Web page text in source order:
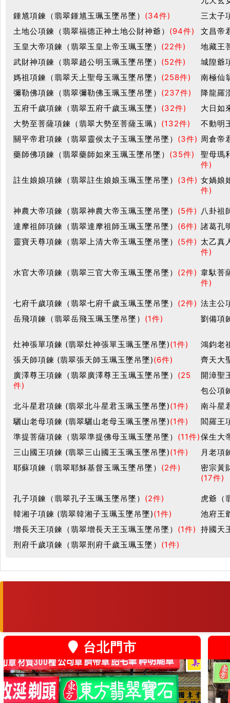
鍾馗項鍊（翡翠鍾馗玉珮玉墜吊墜） (34件)
三太子
土地公項鍊（翡翠福德正神土地公財神爺） (94件)
文昌帝
玉皇大帝項鍊（翡翠玉皇上帝玉珮玉墜） (22件)
地藏王
武財神項鍊（翡翠趙公明玉珮玉墜吊墜） (52件)
城隍爺
媽祖項鍊（翡翠天上聖母玉珮玉墜吊墜） (258件)
南極仙
彌勒佛項鍊（翡翠彌勒佛玉珮玉墜吊墜） (237件)
降龍羅
五府千歲項鍊（翡翠五府千歲玉珮玉墜） (32件)
大日如
大勢至菩薩項鍊（翡翠大勢至菩薩玉珮） (132件)
不動明
關平帝君項鍊（翡翠靈侯太子玉珮玉墜吊墜） (3件) 周倉帝
藥師佛項鍊（翡翠藥師如來玉珮玉墜吊墜） (35件)
聖母瑪
件)
註生娘娘項鍊（翡翠註生娘娘玉珮玉墜吊墜） (3件) 女媧娘
件)
神農大帝項鍊（翡翠神農大帝玉珮玉墜吊墜） (5件) 八卦祖
達摩祖師項鍊（翡翠達摩祖師玉珮玉墜吊墜） (6件) 諸葛孔
靈寶天尊項鍊（翡翠上清大帝玉珮玉墜吊墜） (5件) 太乙真
件)
水官大帝項鍊（翡翠三官大帝玉珮玉墜吊墜） (2件) 韋馱菩
件)
七府千歲項鍊（翡翠七府千歲玉珮玉墜吊墜） (2件) 法主公
岳飛項鍊（翡翠岳飛玉珮玉墜吊墜） (1件) 劉備項
灶神張單項鍊 (翡翠灶神張單玉珮玉墜吊墜)(1件)
鴻鈞老
張天師項鍊 (翡翠張天師玉珮玉墜吊墜)(6件)
齊天大
廣澤尊王項鍊（翡翠廣澤尊王玉珮玉墜吊墜） (25
件)
開漳聖
包公項
北斗星君項鍊 (翡翠北斗星君玉珮玉墜吊墜)(1件)
南斗星
驪山老母項鍊 (翡翠驪山老母玉珮玉墜吊墜)(1件)
閻羅王
準提菩薩項鍊（翡翠準提佛母玉珮玉墜吊墜） (11件)保生大
三山國王項鍊 (翡翠三山國王玉珮玉墜吊墜)(1件)
月老項
耶蘇項鍊（翡翠耶穌基督玉珮玉墜吊墜） (2件)
密宗黃
(17件)
孔子項鍊（翡翠孔子玉珮玉墜吊墜） (2件)
虎爺（
韓湘子項鍊 (翡翠韓湘子玉珮玉墜吊墜)(1件)
池府王
增長天王項鍊（翡翠增長天王玉珮玉墜吊墜） (1件) 持國天
刑府千歲項鍊（翡翠刑府千歲玉珮玉墜） (1件)
台北門市